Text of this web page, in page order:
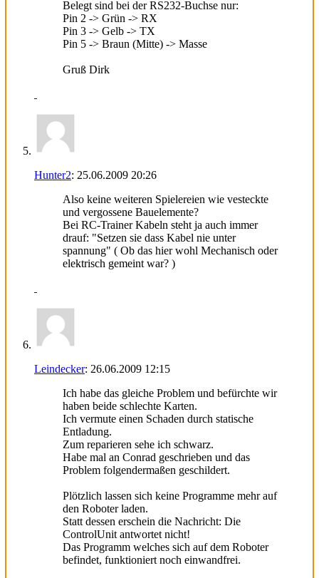
Belegt sind bei der RS232-Buchse nur:
Pin 2 -> Grün -> RX
Pin 3 -> Gelb -> TX
Pin 5 -> Braun (Mitte) -> Masse
Gruß Dirk
Hunter2: 25.06.2009 20:26
Also keine weiteren Spielereien wie vesteckte
und vergossene Bauelemente?
Bei RC-Trainer Kabeln steht ja auch immer
drauf: "Setzen sie dass Kabel nie unter
spannung" ( Ob das hier wohl Mechanisch oder
elektrisch gemeint war? )
Leindecker: 26.06.2009 12:15
Ich habe das gleiche Problem und befürchte wir
haben beide schlechte Karten.
Ich vermute einen Schaden durch statische
Entladung.
Zum reparieren sehe ich schwarz.
Habe mal an Conrad geschrieben und das
Problem folgendermaßen geschildert.
Plötzlich lassen sich keine Programme mehr auf
den Roboter laden.
Statt dessen erschein die Nachricht: Die
ControlUnit antwortet nicht!
Das Programm welches sich auf dem Roboter
befindet, funktioniert noch einwandfrei.